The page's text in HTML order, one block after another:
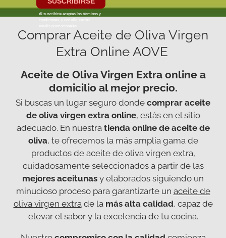
Comprar Aceite de Oliva Virgen
Extra Online AOVE
Aceite de Oliva Virgen Extra online a
domicilio al mejor precio.
Si buscas un lugar seguro donde comprar aceite
de oliva virgen extra online, estás en el sitio
adecuado. En nuestra tienda online de aceite de
oliva, te ofrecemos la más amplia gama de
productos de aceite de oliva virgen extra,
cuidadosamente seleccionados a partir de las
mejores aceitunas y elaborados siguiendo un
minucioso proceso para garantizarte un aceite de
oliva virgen extrade la más alta calidad, capaz de
elevar el sabor y la excelencia de tu cocina.